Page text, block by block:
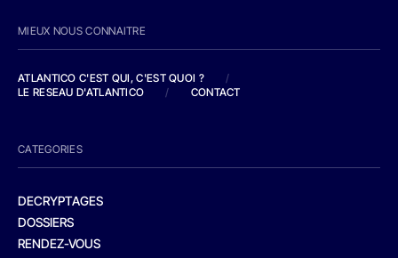
MIEUX NOUS CONNAITRE
ATLANTICO C'EST QUI, C'EST QUOI ?
/
LE RESEAU D'ATLANTICO
/ CONTACT
CATEGORIES
DECRYPTAGES
DOSSIERS
RENDEZ-VOUS